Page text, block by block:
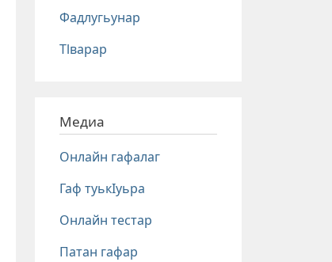
Фадлугьунар
Тlварар
Медиа
Онлайн гафалаг
Гаф туькIуьра
Онлайн тестар
Патан гафар